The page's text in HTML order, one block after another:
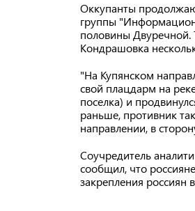
Оккупанты
группы
половины Двуречной.
Кондрашовка
"На Купянском
свой плацдарм на
поселка) и
раньше, противник
направлении, в
Соучредитель
сообщил, что
закрепления